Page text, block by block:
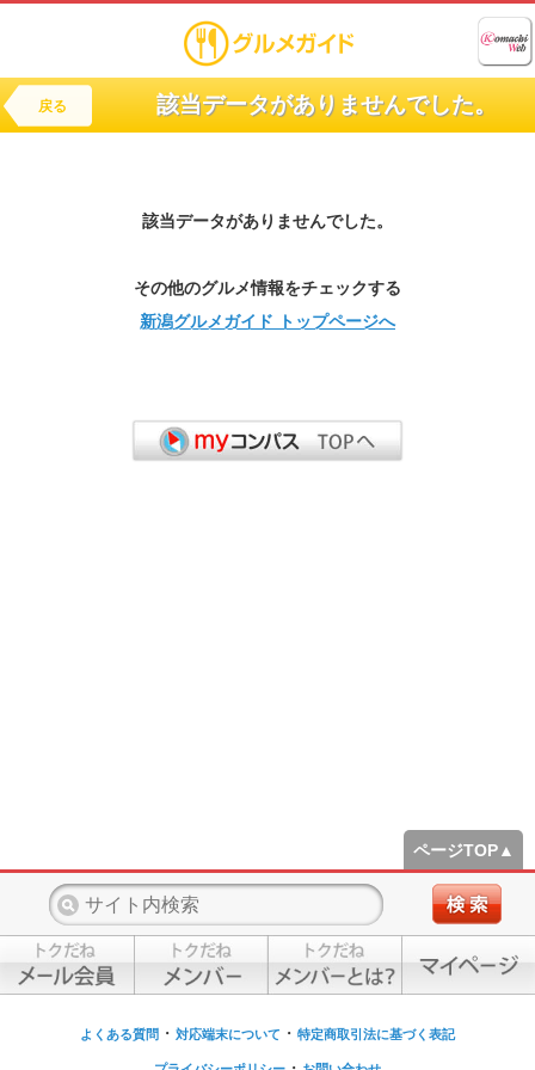
戻る 該当データがありませんでした。
該当データがありませんでした。
その他のグルメ情報をチェックする
新潟グルメガイド トップページへ
ページTOP▲
よくある質問 ・ 対応端末について ・ 特定商取引法に基づく表記